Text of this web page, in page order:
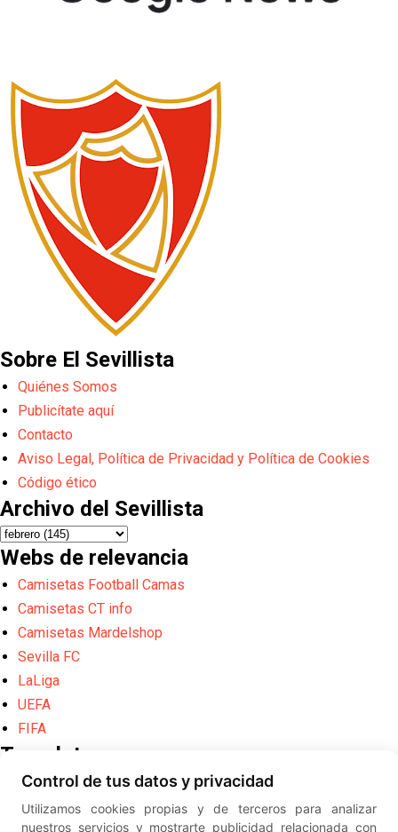
Sobre El Sevillista
Quiénes Somos
Publicítate aquí
Contacto
Aviso Legal, Política de Privacidad y Política de Cookies
Código ético
Archivo del Sevillista
Webs de relevancia
Camisetas Football Camas
Camisetas CT info
Camisetas Mardelshop
Sevilla FC
LaLiga
UEFA
FIFA
Translate
Powered by
Translate
Diseño web creado por Erick
Control de tus datos y privacidad
Utilizamos cookies propias y de terceros para analizar
nuestros servicios y mostrarte publicidad relacionada con